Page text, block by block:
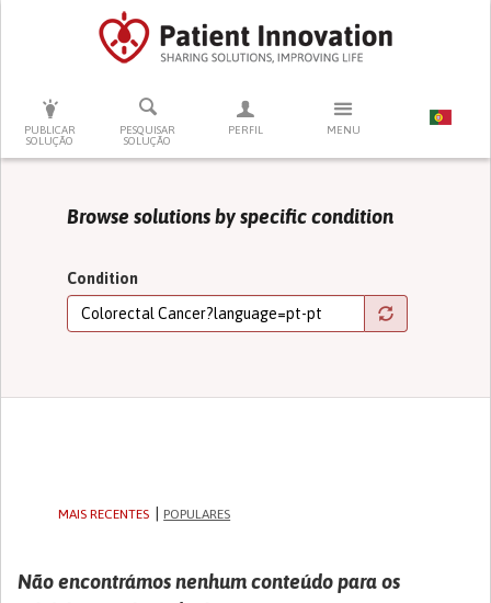
PUBLICAR
SOLUÇÃO
PESQUISAR
SOLUÇÃO
PERFIL MENU
PRESSIONE ENTER PARA PESQUISAR
Browse solutions by specific condition
Condition
MAIS RECENTES POPULARES
Não encontrámos nenhum conteúdo para os